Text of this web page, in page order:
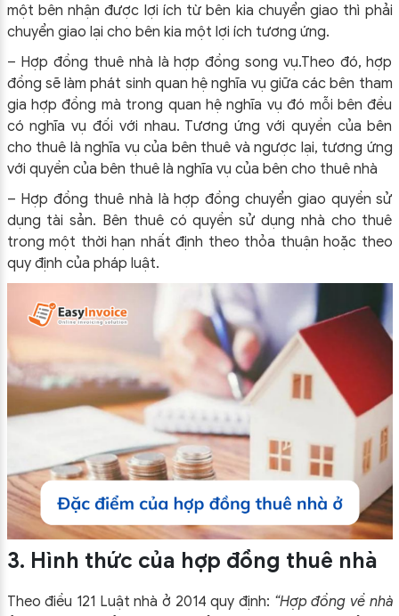
một bên nhận được lợi ích từ bên kia chuyển giao thì phải
chuyển giao lại cho bên kia một lợi ích tương ứng.
– Hợp đồng thuê nhà là hợp đồng song vụ.Theo đó, hợp
đồng sẽ làm phát sinh quan hệ nghĩa vụ giữa các bên tham
gia hợp đồng mà trong quan hệ nghĩa vụ đó mỗi bên đều
có nghĩa vụ đối với nhau. Tương ứng với quyền của bên
cho thuê là nghĩa vụ của bên thuê và ngược lại, tương ứng
với quyền của bên thuê là nghĩa vụ của bên cho thuê nhà
– Hợp đồng thuê nhà là hợp đồng chuyển giao quyền sử
dụng tài sản. Bên thuê có quyền sử dụng nhà cho thuê
trong một thời hạn nhất định theo thỏa thuận hoặc theo
quy định của pháp luật.
3. Hình thức của hợp đồng thuê nhà
Theo điều 121 Luật nhà ở 2014 quy định: “Hợp đồng về nhà